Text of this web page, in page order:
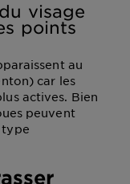
visage
points
au
car les
actives. Bien
peuvent
type